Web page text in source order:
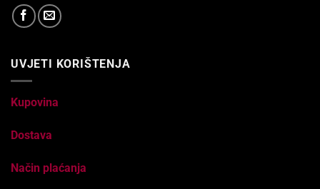
UVJETI KORIŠTENJA
Kupovina
Dostava
Način plaćanja